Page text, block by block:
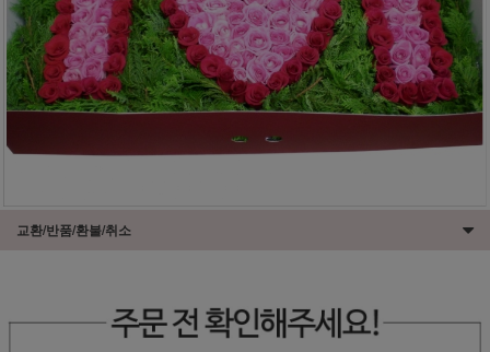
교환/반품/환불/취소